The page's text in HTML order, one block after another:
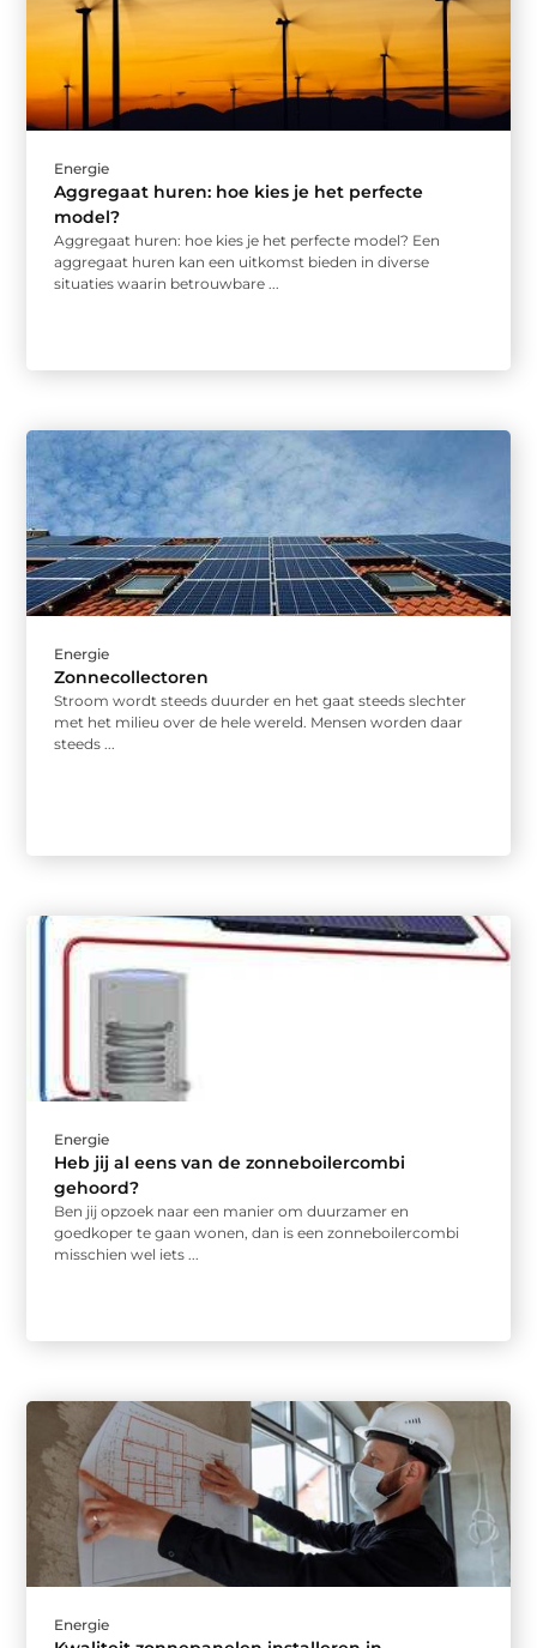
Energie
Aggregaat huren: hoe kies je het perfecte
model?
Aggregaat huren: hoe kies je het perfecte model? Een
aggregaat huren kan een uitkomst bieden in diverse
situaties waarin betrouwbare ...
Energie
Zonnecollectoren
Stroom wordt steeds duurder en het gaat steeds slechter
met het milieu over de hele wereld. Mensen worden daar
steeds ...
Energie
Heb jij al eens van de zonneboilercombi
gehoord?
Ben jij opzoek naar een manier om duurzamer en
goedkoper te gaan wonen, dan is een zonneboilercombi
misschien wel iets ...
Energie